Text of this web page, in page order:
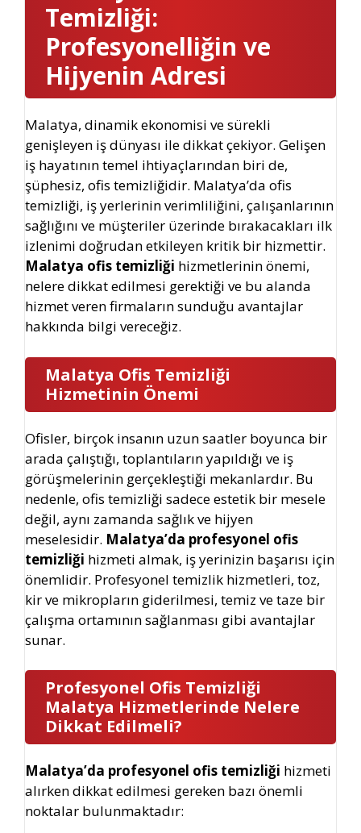
Temizliği:
Profesyonelliğin ve
Hijyenin Adresi
Malatya, dinamik ekonomisi ve sürekli
genişleyen iş dünyası ile dikkat çekiyor. Gelişen
iş hayatının temel ihtiyaçlarından biri de,
şüphesiz, ofis temizliğidir. Malatya’da ofis
temizliği, iş yerlerinin verimliliğini, çalışanlarının
sağlığını ve müşteriler üzerinde bırakacakları ilk
izlenimi doğrudan etkileyen kritik bir hizmettir.
Malatya ofis temizliği hizmetlerinin önemi,
nelere dikkat edilmesi gerektiği ve bu alanda
hizmet veren firmaların sunduğu avantajlar
hakkında bilgi vereceğiz.
Malatya Ofis Temizliği
Hizmetinin Önemi
Ofisler, birçok insanın uzun saatler boyunca bir
arada çalıştığı, toplantıların yapıldığı ve iş
görüşmelerinin gerçekleştiği mekanlardır. Bu
nedenle, ofis temizliği sadece estetik bir mesele
değil, aynı zamanda sağlık ve hijyen
meselesidir. Malatya’da profesyonel ofis
temizliği hizmeti almak, iş yerinizin başarısı için
önemlidir. Profesyonel temizlik hizmetleri, toz,
kir ve mikropların giderilmesi, temiz ve taze bir
çalışma ortamının sağlanması gibi avantajlar
sunar.
Profesyonel Ofis Temizliği
Malatya Hizmetlerinde Nelere
Dikkat Edilmeli?
Malatya’da profesyonel ofis temizliği hizmeti
alırken dikkat edilmesi gereken bazı önemli
noktalar bulunmaktadır: